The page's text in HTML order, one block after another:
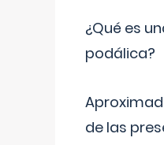
¿Qué es
podálica?
de las